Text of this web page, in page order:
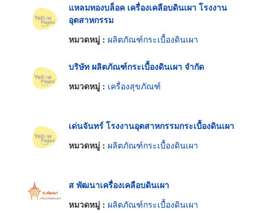
แหลมทองบล็อค เครื่องเคลือบดินเผา โรงงาน
อุตสาหกรรม
หมวดหมู่ : ผลิตภัณฑ์กระเบื้องดินเผา
บริษัท ผลิตภัณฑ์กระเบื้องดินเผา จำกัด
หมวดหมู่ : เครื่องสุขภัณฑ์
เด่นจันทร์ โรงงานอุตสาหกรรมกระเบื้องดินเผา
หมวดหมู่ : ผลิตภัณฑ์กระเบื้องดินเผา
ส พัฒนาเครื่องเคลือบดินเผา
หมวดหมู่ : ผลิตภัณฑ์กระเบื้องดินเผา